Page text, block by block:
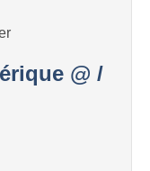
@ /